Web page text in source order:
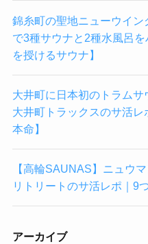
錦糸町の聖地ニューウイ
で3種サウナと2種水風呂
を授けるサウナ】
大井町に日本初のトラム
大井町トラックスのサ活
本命】
【高輪SAUNAS】ニュウ
リトリートのサ活レポ｜9
アーカイブ